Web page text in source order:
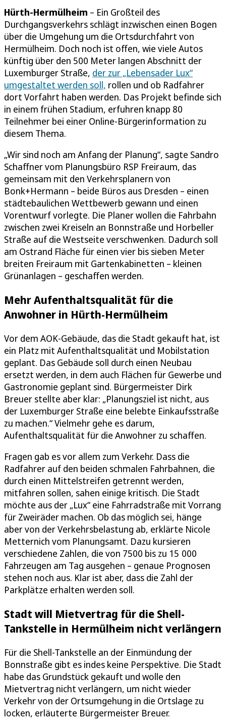
Hürth-Hermülheim – Ein Großteil des
Durchgangsverkehrs schlägt inzwischen einen Bogen
über die Umgehung um die Ortsdurchfahrt von
Hermülheim. Doch noch ist offen, wie viele Autos
künftig über den 500 Meter langen Abschnitt der
Luxemburger Straße, der zur „Lebensader Lux“
umgestaltet werden soll, rollen und ob Radfahrer
dort Vorfahrt haben werden. Das Projekt befinde sich
in einem frühen Stadium, erfuhren knapp 80
Teilnehmer bei einer Online-Bürgerinformation zu
diesem Thema.
„Wir sind noch am Anfang der Planung“, sagte Sandro
Schaffner vom Planungsbüro RSP Freiraum, das
gemeinsam mit den Verkehrsplanern von
Bonk+Hermann – beide Büros aus Dresden – einen
städtebaulichen Wettbewerb gewann und einen
Vorentwurf vorlegte. Die Planer wollen die Fahrbahn
zwischen zwei Kreiseln an Bonnstraße und Horbeller
Straße auf die Westseite verschwenken. Dadurch soll
am Ostrand Fläche für einen vier bis sieben Meter
breiten Freiraum mit Gartenkabinetten – kleinen
Grünanlagen – geschaffen werden.
Mehr Aufenthaltsqualität für die
Anwohner in Hürth-Hermülheim
Vor dem AOK-Gebäude, das die Stadt gekauft hat, ist
ein Platz mit Aufenthaltsqualität und Mobilstation
geplant. Das Gebäude soll durch einen Neubau
ersetzt werden, in dem auch Flächen für Gewerbe und
Gastronomie geplant sind. Bürgermeister Dirk
Breuer stellte aber klar: „Planungsziel ist nicht, aus
der Luxemburger Straße eine belebte Einkaufsstraße
zu machen.“ Vielmehr gehe es darum,
Aufenthaltsqualität für die Anwohner zu schaffen.
Fragen gab es vor allem zum Verkehr. Dass die
Radfahrer auf den beiden schmalen Fahrbahnen, die
durch einen Mittelstreifen getrennt werden,
mitfahren sollen, sahen einige kritisch. Die Stadt
möchte aus der „Lux“ eine Fahrradstraße mit Vorrang
für Zweiräder machen. Ob das möglich sei, hänge
aber von der Verkehrsbelastung ab, erklärte Nicole
Metternich vom Planungsamt. Dazu kursieren
verschiedene Zahlen, die von 7500 bis zu 15 000
Fahrzeugen am Tag ausgehen – genaue Prognosen
stehen noch aus. Klar ist aber, dass die Zahl der
Parkplätze erhalten werden soll.
Stadt will Mietvertrag für die Shell-
Tankstelle in Hermülheim nicht verlängern
Für die Shell-Tankstelle an der Einmündung der
Bonnstraße gibt es indes keine Perspektive. Die Stadt
habe das Grundstück gekauft und wolle den
Mietvertrag nicht verlängern, um nicht wieder
Verkehr von der Ortsumgehung in die Ortslage zu
locken, erläuterte Bürgermeister Breuer.